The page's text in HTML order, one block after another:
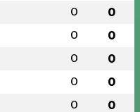
0 0
0 0
0 0
0 0
0 0